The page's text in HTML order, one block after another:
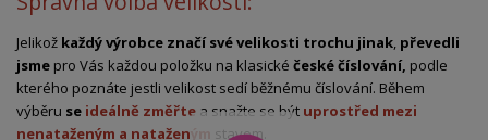
Jelikož každý výrobce značí své velikosti trochu jinak, převedli
jsme pro Vás každou položku na klasické české číslování, podle
kterého poznáte jestli velikost sedí běžnému číslování. Během
výběru se ideálně změřte a snažte se být uprostřed mezi
nenataženým a nataženým
stavem.